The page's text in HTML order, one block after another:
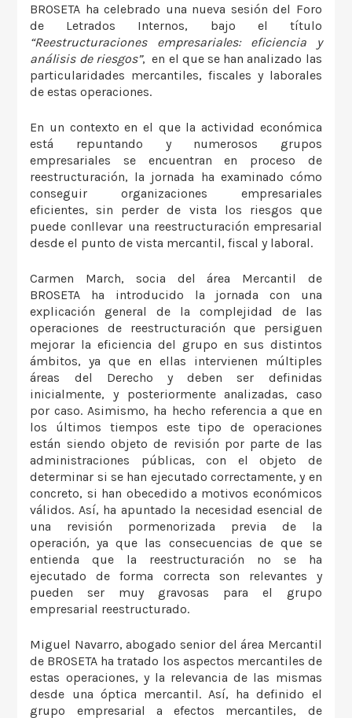
BROSETA ha celebrado una nueva sesión del Foro
de Letrados Internos, bajo el título
“Reestructuraciones empresariales: eficiencia y
análisis de riesgos”, en el que se han analizado las
particularidades mercantiles, fiscales y laborales
de estas operaciones.
En un contexto en el que la actividad económica
está repuntando y numerosos grupos
empresariales se encuentran en proceso de
reestructuración, la jornada ha examinado cómo
conseguir organizaciones empresariales
eficientes, sin perder de vista los riesgos que
puede conllevar una reestructuración empresarial
desde el punto de vista mercantil, fiscal y laboral.
Carmen March, socia del área Mercantil de
BROSETA ha introducido la jornada con una
explicación general de la complejidad de las
operaciones de reestructuración que persiguen
mejorar la eficiencia del grupo en sus distintos
ámbitos, ya que en ellas intervienen múltiples
áreas del Derecho y deben ser definidas
inicialmente, y posteriormente analizadas, caso
por caso. Asimismo, ha hecho referencia a que en
los últimos tiempos este tipo de operaciones
están siendo objeto de revisión por parte de las
administraciones públicas, con el objeto de
determinar si se han ejecutado correctamente, y en
concreto, si han obecedido a motivos económicos
válidos. Así, ha apuntado la necesidad esencial de
una revisión pormenorizada previa de la
operación, ya que las consecuencias de que se
entienda que la reestructuración no se ha
ejecutado de forma correcta son relevantes y
pueden ser muy gravosas para el grupo
empresarial reestructurado.
Miguel Navarro, abogado senior del área Mercantil
de BROSETA ha tratado los aspectos mercantiles de
estas operaciones, y la relevancia de las mismas
desde una óptica mercantil. Así, ha definido el
grupo empresarial a efectos mercantiles, de